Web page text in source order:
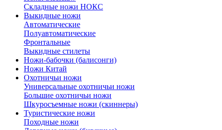
Складные ножи НОКС
Выкидные ножи
Автоматические
Полуавтоматические
Фронтальные
Выкидные стилеты
Ножи-бабочки (балисонги)
Ножи Китай
Охотничьи ножи
Универсальные охотничьи ножи
Большие охотничьи ножи
Шкуросъемные ножи (скиннеры)
Туристические ножи
Походные ножи